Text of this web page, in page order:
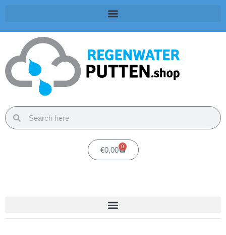
€0,00 0